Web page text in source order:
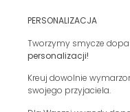
PERSONALIZACJA
Tworzymy smycze
personalizacji!
Kreuj dowolnie
swojego przyjaciela.